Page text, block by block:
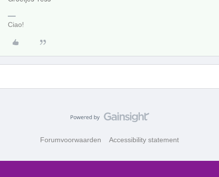
Ciao!
Forumvoorwaarden Accessibility statement